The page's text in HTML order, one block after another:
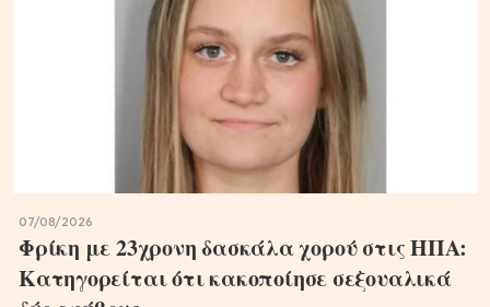
07/08/2026
Φρίκη με 23χρονη δασκάλα χορού στις ΗΠΑ:
Κατηγορείται ότι κακοποίησε σεξουαλικά